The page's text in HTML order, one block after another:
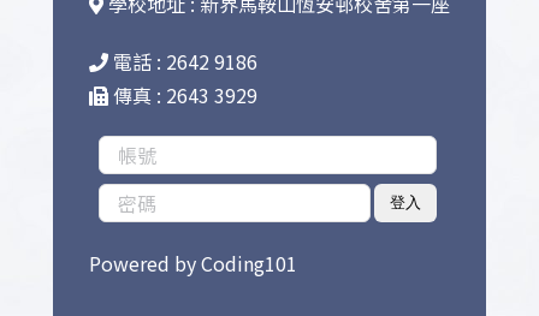
電話 : 2642 9186
傳真 : 2643 3929
登入
Powered byCoding101